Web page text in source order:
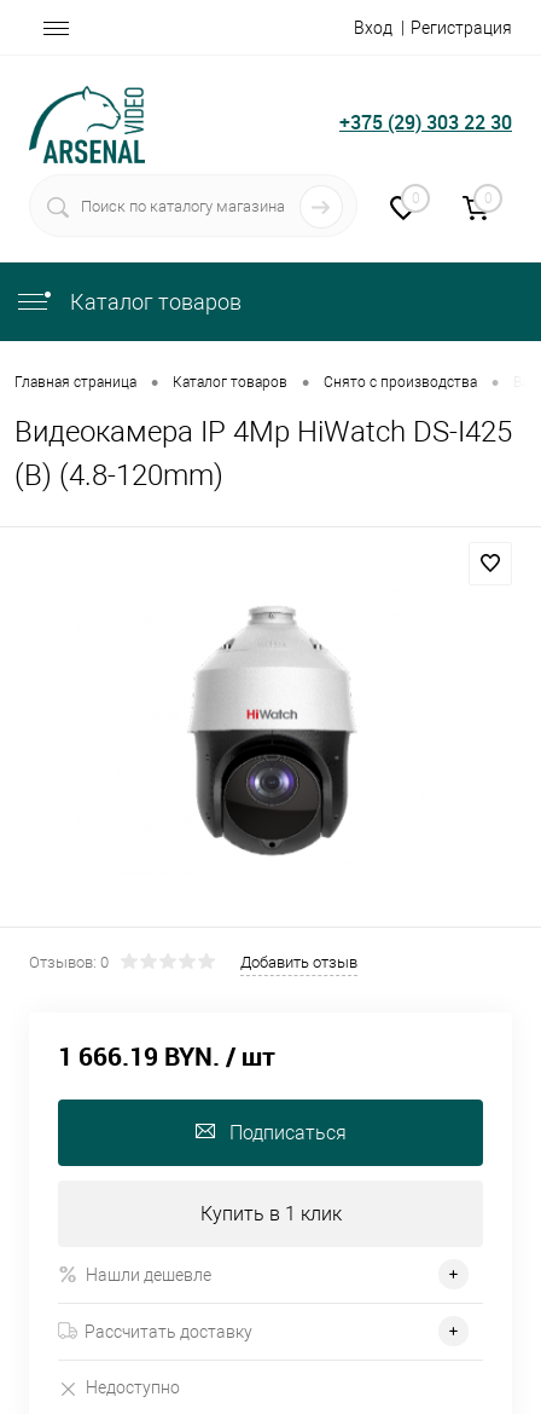
Вход Регистрация
+375 (29) 303 22 30
0 0
Каталог товаров
Главная страница • Каталог товаров • Снято с производства •
Видеокамера IP 4Mp HiWatch DS-I425
(B) (4.8-120mm)
Отзывов: 0 Добавить отзыв
1 666.19 BYN. / шт
Подписаться
Купить в 1 клик
Нашли дешевле
Рассчитать доставку
Недоступно